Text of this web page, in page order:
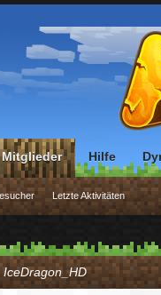
IceDragon_HD
Mitglieder
Letzte Aktivitäten
Hilfe